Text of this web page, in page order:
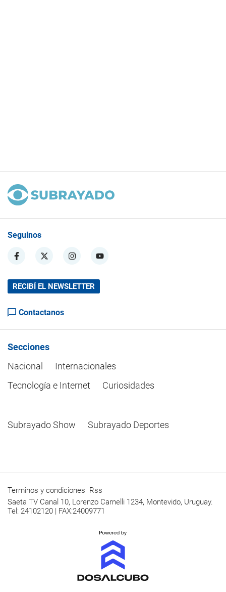
Seguinos
RECIBÍ EL NEWSLETTER
Contactanos
Secciones
Nacional
Internacionales
Tecnología e Internet
Curiosidades
Subrayado Show Subrayado Deportes
Terminos y condiciones Rss
Saeta TV Canal 10, Lorenzo Carnelli 1234, Montevido, Uruguay.
Tel: 24102120 | FAX:24009771